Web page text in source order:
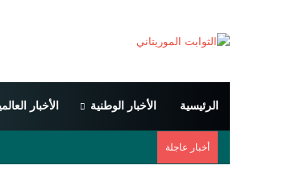
الرئيسية الأخبار الوطنية الأخبار
أخبار عاجلة